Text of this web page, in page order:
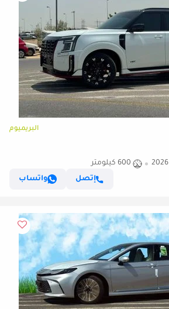
البريميوم
2026
600 كيلومتر
إتصل
واتساب